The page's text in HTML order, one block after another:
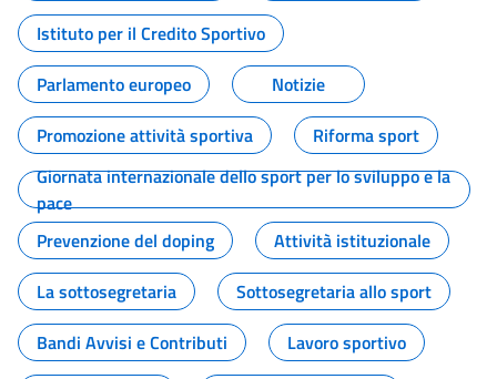
Istituto per il Credito Sportivo
Parlamento europeo
Notizie
Promozione attività sportiva
Riforma sport
Giornata internazionale dello sport per lo sviluppo e la
pace
Prevenzione del doping
Attività istituzionale
La sottosegretaria
Sottosegretaria allo sport
Bandi Avvisi e Contributi
Lavoro sportivo